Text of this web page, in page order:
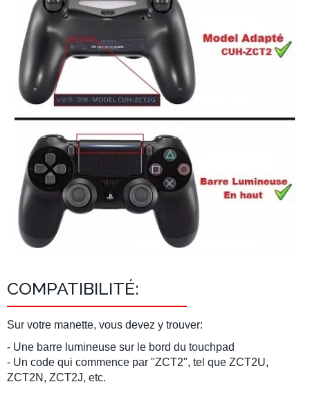
COMPATIBILITÉ:
Sur votre manette, vous devez y trouver:
- Une barre lumineuse sur le bord du touchpad
- Un code qui commence par "ZCT2", tel que ZCT2U,
ZCT2N, ZCT2J, etc.